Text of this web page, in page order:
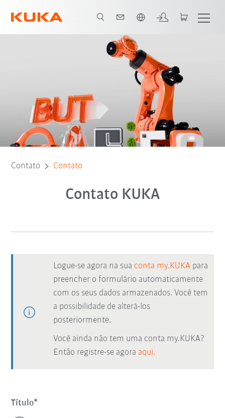
Contato Contato
Contato KUKA
Logue-se agora na sua conta my.KUKA para
preencher o formulário automaticamente
com os seus dados armazenados. Você tem
a possibilidade de alterá-los
posteriormente.
Você ainda não tem uma conta my.KUKA?
Então registre-se agora aqui.
Título